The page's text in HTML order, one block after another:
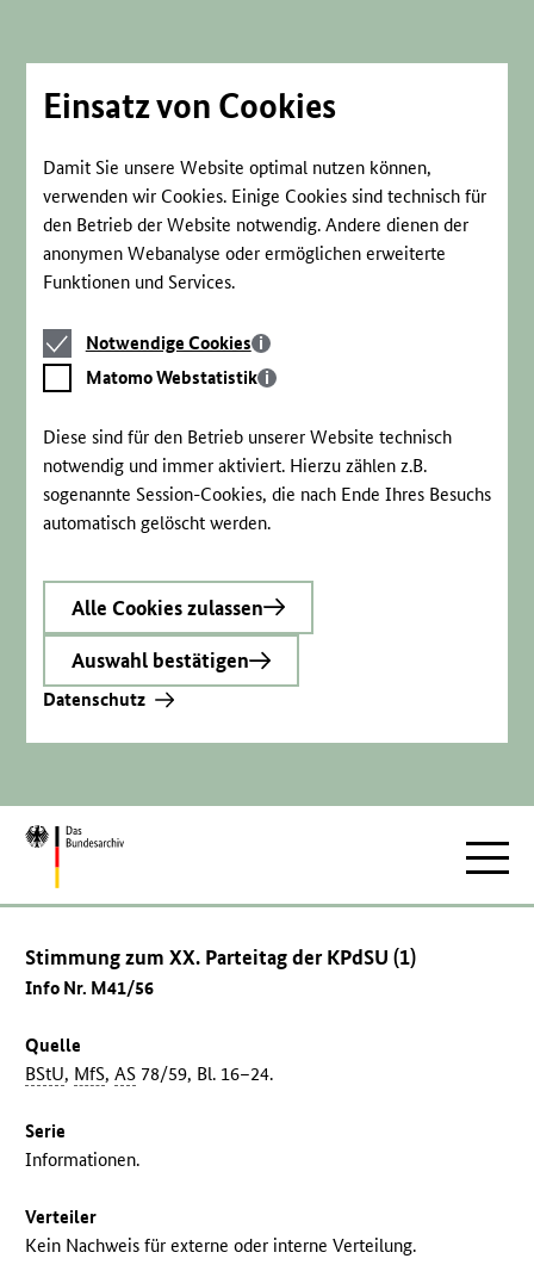
Einsatz von Cookies
Damit Sie unsere Website optimal nutzen können,
verwenden wir Cookies. Einige Cookies sind technisch für
den Betrieb der Website notwendig. Andere dienen der
anonymen Webanalyse oder ermöglichen erweiterte
Funktionen und Services.
Notwendige
Cookies
Notwendige Cookies
Matomo
Webstatistik
Matomo Webstatistik
Diese sind für den Betrieb unserer Website technisch
notwendig und immer aktiviert. Hierzu zählen z.B.
sogenannte Session-Cookies, die nach Ende Ihres Besuchs
automatisch gelöscht werden.
Alle Cookies zulassen
Auswahl bestätigen
Datenschutz
Zur
Stimmung zum XX. Parteitag der KPdSU (1)
Info Nr. M41/56
Quelle
BStU, MfS,AS 78/59, Bl. 16–24.
Serie
Informationen.
Verteiler
Kein Nachweis für externe oder interne Verteilung.